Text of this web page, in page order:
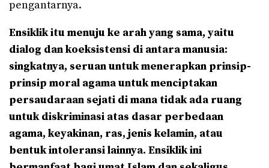
pengantarnya.
Ensiklik itu menuju ke arah yang sama, yaitu
dialog dan koeksistensi di antara manusia:
singkatnya, seruan untuk menerapkan prinsip-
prinsip moral agama untuk menciptakan
persaudaraan sejati di mana tidak ada ruang
untuk diskriminasi atas dasar perbedaan
agama, keyakinan, ras, jenis kelamin, atau
bentuk intoleransi lainnya. Ensiklik ini